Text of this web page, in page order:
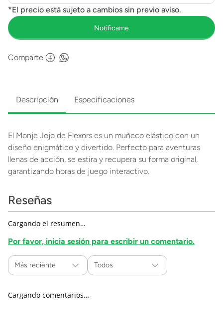
Comparte
Descripción Especificaciones
El Monje Jojo de Flexors es un muñeco elástico con un
diseño enigmático y divertido. Perfecto para aventuras
llenas de acción, se estira y recupera su forma original,
garantizando horas de juego interactivo.
Reseñas
Cargando el resumen…
Por favor, inicia sesión para escribir un comentario.
Más reciente Todos
Cargando comentarios…